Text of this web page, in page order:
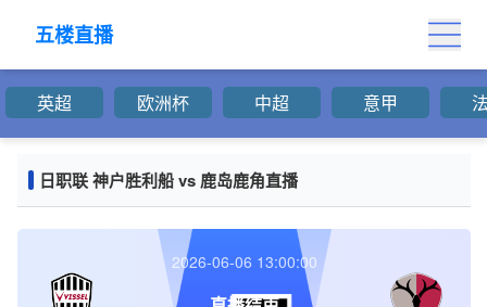
五楼直播
五楼直播
英超 欧洲杯 中超 意甲
日职联 神户胜利船 vs 鹿岛鹿角直播
2026-06-06 13:00:00